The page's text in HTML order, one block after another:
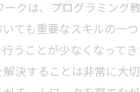
ークは、プログラミング
ても重要なスキルの一
うことが少なくなって
決することは非常に大